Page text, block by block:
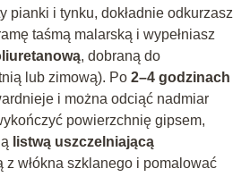
pianki i tynku, dokładnie odkurzasz
taśmą malarską i wypełniasz
, dobraną do
lub zimową). Po 2–4 godzinach
i można odciąć nadmiar
powierzchnię gipsem,
listwą uszczelniającą
z włókna szklanego i pomalować